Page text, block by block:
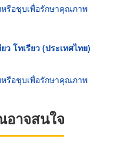
หรือชุบเพื่อรักษาคุณภาพ
ว โทเรียว (ประเทศไทย)
หรือชุบเพื่อรักษาคุณภาพ
าจสนใจ